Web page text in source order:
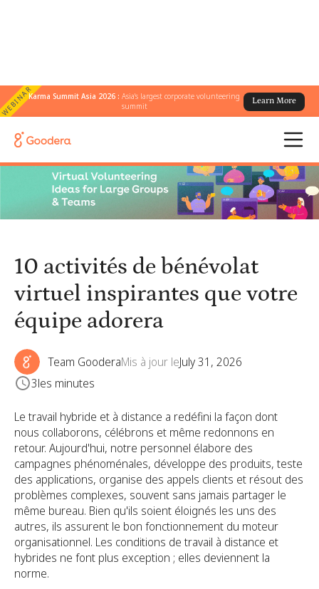
WEBINARKarma Summit Asia 2026 :Asia's largest corporate volunteering
summit
Learn More
← Tous les blogs
adorera
10 activités de bénévolat
virtuel inspirantes que votre
équipe adorera
Team GooderaMis à jour leJuly 31, 2026
3les minutes
Le travail hybride et à distance a redéfini la façon dont
nous collaborons, célébrons et même redonnons en
retour. Aujourd'hui, notre personnel élabore des
campagnes phénoménales, développe des produits, teste
des applications, organise des appels clients et résout des
problèmes complexes, souvent sans jamais partager le
même bureau. Bien qu'ils soient éloignés les uns des
autres, ils assurent le bon fonctionnement du moteur
organisationnel. Les conditions de travail à distance et
hybrides ne font plus exception ; elles deviennent la
norme.